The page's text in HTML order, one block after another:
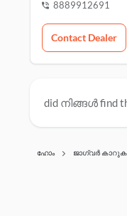
8889912691
Contact Dealer
did നിങ്ങൾ find
ഹോം ജാഗ്വർ